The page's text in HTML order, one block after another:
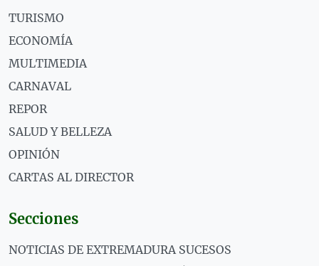
TURISMO
ECONOMÍA
MULTIMEDIA
CARNAVAL
REPOR
SALUD Y BELLEZA
OPINIÓN
CARTAS AL DIRECTOR
Secciones
NOTICIAS DE EXTREMADURA SUCESOS